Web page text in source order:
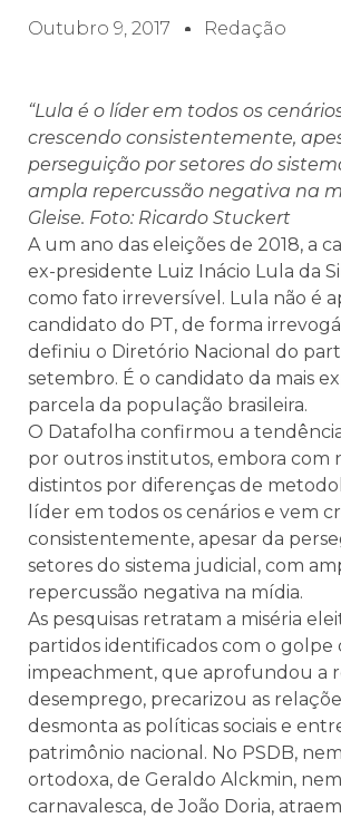
Outubro 9, 2017 Redação
“Lula é o líder em todos os
crescendo consistentemente,
perseguição por setores do
ampla repercussão negativa na
Gleise. Foto: Ricardo Stuckert
A um ano das eleições de 2018, a
ex-presidente Luiz Inácio Lula da
como fato irreversível. Lula não é
candidato do PT, de forma
definiu o Diretório Nacional do
setembro. É o candidato da mais
parcela da população brasileira.
O Datafolha confirmou a
por outros institutos, embora com
distintos por diferenças de
líder em todos os cenários e vem
consistentemente, apesar da
setores do sistema judicial, com
repercussão negativa na mídia.
As pesquisas retratam a miséria
partidos identificados com o golpe
impeachment, que aprofundou a
desemprego, precarizou as
desmonta as políticas sociais e
patrimônio nacional. No PSDB,
ortodoxa, de Geraldo Alckmin,
carnavalesca, de João Doria,